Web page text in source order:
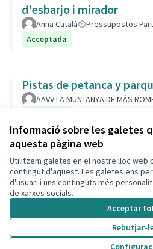
Informació sobre les galetes
aquesta pàgina web
Utilitzem galetes en el nostre lloc web
contingut d'aquest. Les galetes ens
d'usuari i uns continguts més
de xarxes socials.
Acceptar
Rebutjar-
d'esbarjo i mirador
Anna Català Pressupostos
Acceptada
Pistas de petanca y
AAVV LA MUNTANYA DE MÁS
Termes i condicions d'ús
Configuració de les galetes
Decidim Calafell a X
(Enllaç extern)
Decidim Calafell a Facebook
Decidim Calafell a YouTube
Decidim Calafell a
(Enllaç extern)